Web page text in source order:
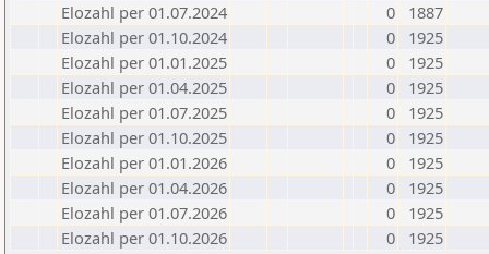
Elozahl per 01.07.2024
0
1887
Elozahl per 01.10.2024
0
1925
Elozahl per 01.01.2025
0
1925
Elozahl per 01.04.2025
0
1925
Elozahl per 01.07.2025
0
1925
Elozahl per 01.10.2025
0
1925
Elozahl per 01.01.2026
0
1925
Elozahl per 01.04.2026
0
1925
Elozahl per 01.07.2026
0
1925
Elozahl per 01.10.2026
0 1925